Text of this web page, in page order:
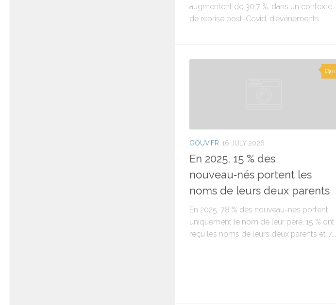
augmentent de 30,7 %, dans un contexte
de reprise post-Covid, d’événements...
0
GOUV.FR 16 JULY 2026
En 2025, 15 % des
nouveau‑nés portent les
noms de leurs deux parents
En 2025, 78 % des nouveau-nés portent
uniquement le nom de leur père, 15 % ont
reçu les noms de leurs deux parents et 7...